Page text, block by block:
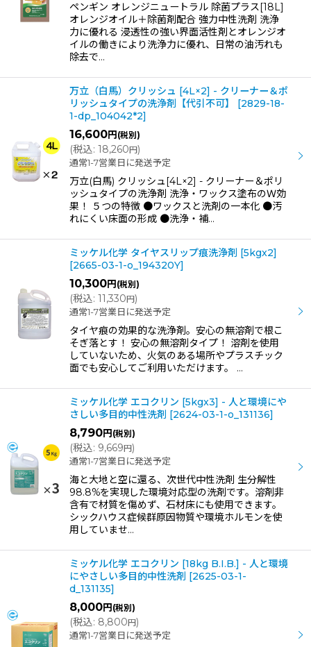
ペンギン オレンジニュートラル 除菌プラス[18L]
オレンジオイル＋除菌剤配合 強力中性洗剤 洗浄
力に優れる 浸透性の強い界面活性剤とオレンジオ
イルの働きにより洗浄力に優れ、日常の油汚れも
除去で…
万立（白馬）クリッシュ [4L×2] - クリーナー＆ポ
リッシュタイプの洗浄剤【代引不可】
[2829-18-
1-dp_104042*2]
16,600円 (税別)
(税込: 18,260円)
通常1-7営業日に発送予定
万立(白馬) クリッシュ[4L×2] - クリーナー＆ポリ
ッシュタイプの洗浄剤 洗浄・ワックス塗布のＷ効
果！ ５つの特徴 ●ワックスと洗剤の一本化 ●汚
れにくい床面の形成 ●洗浄・補…
ミッケル化学 タイヤスリップ痕洗浄剤 [5kgx2]
[2665-03-1-o_194320Y]
10,300円 (税別)
(税込: 11,330円)
通常1-7営業日に発送予定
タイヤ痕の効果的な洗浄剤。安心の無溶剤で根こ
そぎ落とす！ 安心の無溶剤タイプ！ 溶剤を使用
していないため、火気のある場所やプラスチック
面でも安心してご利用いただけます。 …
ミッケル化学 エコクリン [5kgx3] - 人と環境にや
さしい多目的中性洗剤 [2624-03-1-o_131136]
8,790円 (税別)
(税込: 9,669円)
通常1-7営業日に発送予定
海と大地と空に還る、次世代中性洗剤 生分解性
98.8%を実現した環境対応型の洗剤です。溶剤非
含有で材質を傷めず、石材床にも使用できます。
シックハウス症候群原因物質や環境ホルモンを使
用していませ…
ミッケル化学 エコクリン [18kg B.I.B.] - 人と環境
にやさしい多目的中性洗剤 [2625-03-1-
d_131135]
8,000円 (税別)
(税込: 8,800円)
通常1-7営業日に発送予定